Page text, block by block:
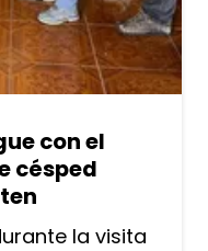
con el
césped
la visita